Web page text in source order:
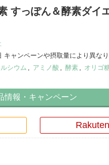
すっぽん＆酵素ダイ
キャンペーンや摂取量により異な
ルシウム , アミノ酸 , 酵素 , オリゴ
情報・キャンペーン
Rakuten